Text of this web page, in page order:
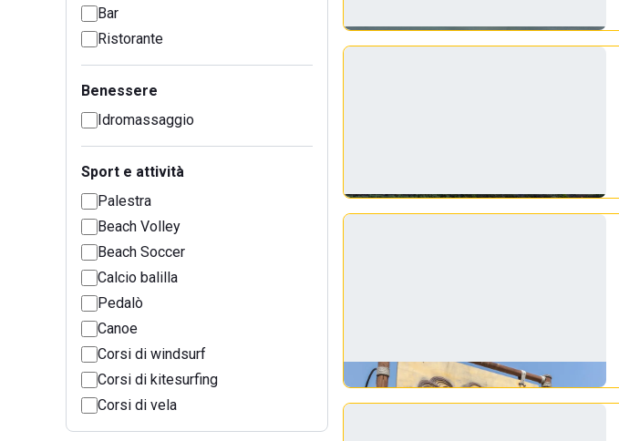
Bar
Ristorante
Benessere
Idromassaggio
Sport e attività
Palestra
Beach Volley
Beach Soccer
Calcio balilla
Pedalò
Canoe
Corsi di windsurf
Corsi di kitesurfing
Corsi di vela